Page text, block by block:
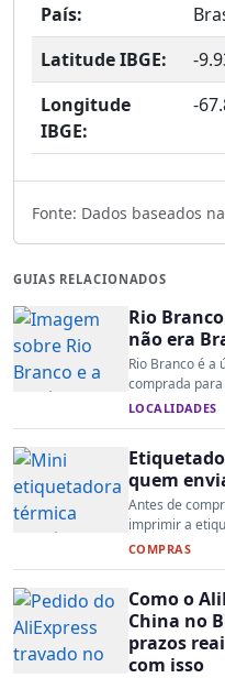
País:
Latitude IBGE:
-
Longitude
IBGE:
-
Fonte: Dados baseados
GUIAS RELACIONADOS
Rio
não era
Rio Branco é a
comprada
LOCALIDADES
quem
Antes de
imprimir a
COMPRAS
Como o
China no
prazos
com isso